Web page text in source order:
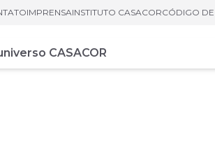
IMPRENSAINSTITUTO CASACORCÓDIGO
três caracteres